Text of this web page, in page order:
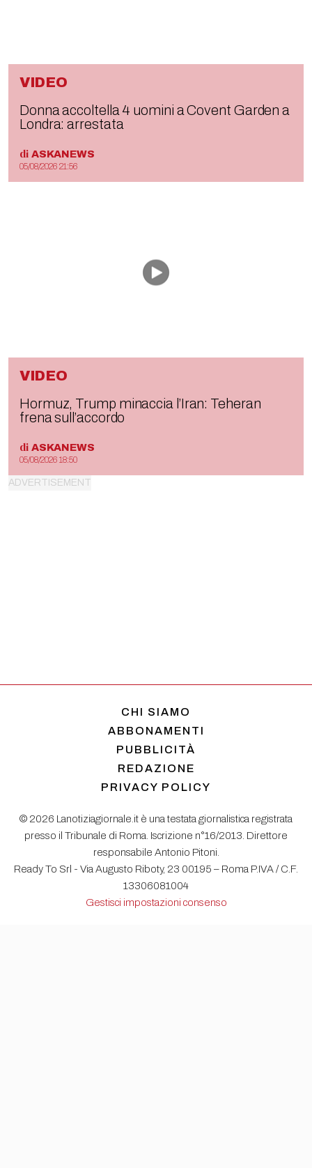
VIDEO
Donna accoltella 4 uomini a Covent Garden a
Londra: arrestata
di ASKANEWS
05/08/2026 21:56
VIDEO
Hormuz, Trump minaccia l’Iran: Teheran
frena sull’accordo
di ASKANEWS
05/08/2026 18:50
CHI SIAMO
ABBONAMENTI
PUBBLICITÀ
REDAZIONE
PRIVACY POLICY
© 2026 Lanotiziagiornale.it è una testata giornalistica registrata
presso il Tribunale di Roma. Iscrizione n°16/2013. Direttore
responsabile Antonio Pitoni.
Ready To Srl - Via Augusto Riboty, 23 00195 – Roma P.IVA / C.F.
13306081004
Gestisci impostazioni consenso